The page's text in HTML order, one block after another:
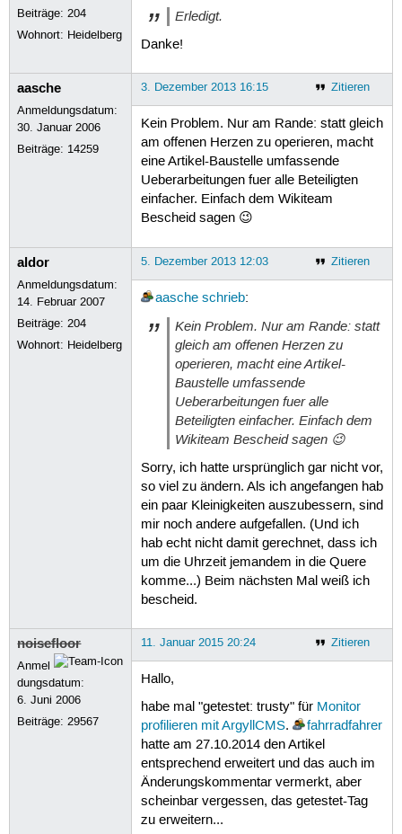
Beiträge:204
Wohnort: Heidelberg
Erledigt.
Danke!
aasche
Anmeldungsdatum:
30. Januar 2006
Beiträge: 14259
Zitieren
3. Dezember 2013 16:15
Kein Problem. Nur am Rande: statt gleich
am offenen Herzen zu operieren, macht
eine Artikel-Baustelle umfassende
Ueberarbeitungen fuer alle Beteiligten
einfacher. Einfach dem Wikiteam
Bescheid sagen 😉
aldor
Anmeldungsdatum:
14. Februar 2007
Beiträge:204
Wohnort: Heidelberg
Zitieren
5. Dezember 2013 12:03
aasche schrieb:
Kein Problem. Nur am Rande: statt
gleich am offenen Herzen zu
operieren, macht eine Artikel-
Baustelle umfassende
Ueberarbeitungen fuer alle
Beteiligten einfacher. Einfach dem
Wikiteam Bescheid sagen 😉
Sorry, ich hatte ursprünglich gar nicht vor,
so viel zu ändern. Als ich angefangen hab
ein paar Kleinigkeiten auszubessern, sind
mir noch andere aufgefallen. (Und ich
hab echt nicht damit gerechnet, dass ich
um die Uhrzeit jemandem in die Quere
komme...) Beim nächsten Mal weiß ich
bescheid.
noisefloor
Anmel
dungsdatum:
6. Juni 2006
Beiträge:29567
Zitieren
11. Januar 2015 20:24
Hallo,
habe mal "getestet: trusty" für Monitor
profilieren mit ArgyllCMS.
fahrradfahrer
hatte am 27.10.2014 den Artikel
entsprechend erweitert und das auch im
Änderungskommentar vermerkt, aber
scheinbar vergessen, das getestet-Tag
zu erweitern...